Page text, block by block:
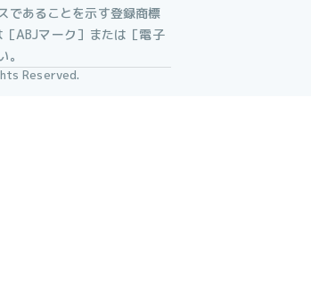
であることを示す登録商標
ABJマーク］または［電子
Reserved.